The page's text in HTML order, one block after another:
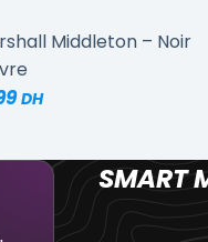
Middleton – Noir
SMART